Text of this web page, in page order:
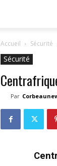
Accueil Sécurité
Sécurité
Par